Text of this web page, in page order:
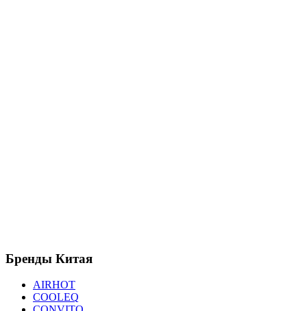
Бренды Китая
AIRHOT
COOLEQ